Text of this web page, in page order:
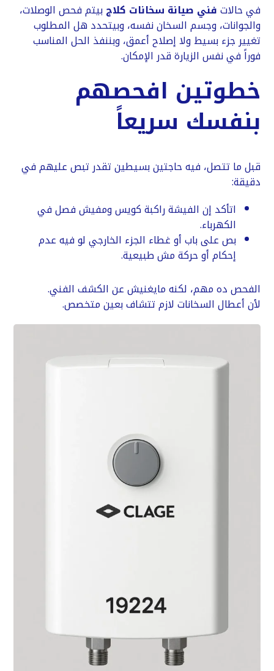
في حالاتفني صيانة سخانات كلاجبيتم فحص الوصلات،
والجوانات، وجسم السخان نفسه، وبيتحدد هل المطلوب
تغيير جزء بسيط ولا إصلاح أعمق، وبننفذ الحل المناسب
فوراً في نفس الزيارة قدر الإمكان.
خطوتين افحصهم
بنفسك سريعاً
قبل ما تتصل، فيه حاجتين بسيطين تقدر تبص عليهم في
دقيقة:
اتأكد إن الفيشة راكبة كويس ومفيش فصل في
الكهرباء.
بص على باب أو غطاء الجزء الخارجي لو فيه عدم
إحكام أو حركة مش طبيعية.
الفحص ده مهم، لكنه مايغنيش عن الكشف الفني.
لأن أعطال السخانات لازم تتشاف بعين متخصص.